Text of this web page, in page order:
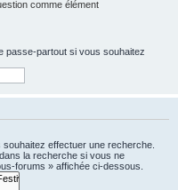
comme élément
passe-partout si vous souhaitez
effectuer une recherche.
la recherche si vous ne
forums » affichée ci-dessous.